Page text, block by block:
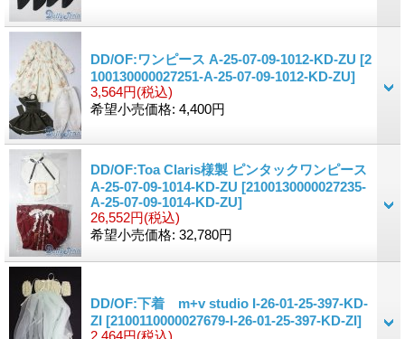
DD/OF:ワンピース A-25-07-09-1012-KD-ZU [2
100130000027251-A-25-07-09-1012-KD-ZU]
3,564円(税込)
希望小売価格: 4,400円
DD/OF:Toa Claris様製 ピンタックワンピース
A-25-07-09-1014-KD-ZU [2100130000027235-
A-25-07-09-1014-KD-ZU]
26,552円(税込)
希望小売価格: 32,780円
DD/OF:下着 m+v studio I-26-01-25-397-KD-
ZI [2100110000027679-I-26-01-25-397-KD-ZI]
2,464円(税込)